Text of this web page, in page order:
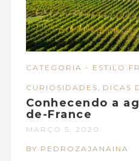
CATEGORIA - ESTILO
CURIOSIDADES , DICAS
Conhecendo a
de-France
MARÇO 5, 2020
BY PEDROZAJANAINA